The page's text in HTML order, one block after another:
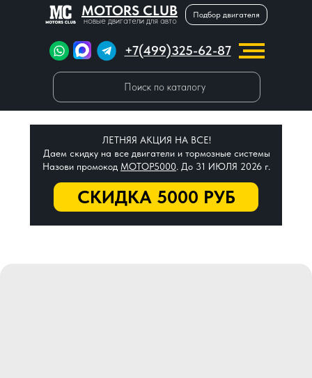
MOTORS CLUB
новые двигатели для авто
Подбор двигателя
+7(499)325-62-87
Поиск по каталогу
СКИДКА 5000 РУБ
ЛЕТНЯЯ АКЦИЯ НА ВСЕ!
Даем скидку на все двигатели и тормозные системы
Назови промокод МОТОР5000. До 31 ИЮЛЯ 2026 г.